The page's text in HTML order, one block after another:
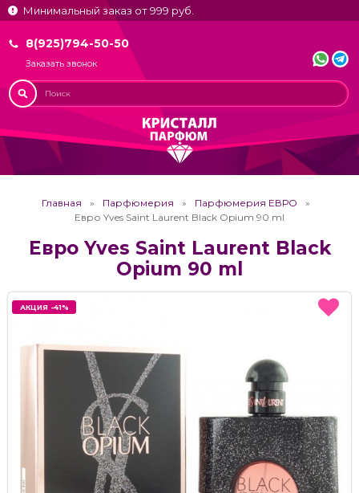
Минимальный заказ от 999 руб.
8(925)794-50-50
Заказать звонок
Главная Парфюмерия
Парфюмерия ЕВРО
Евро Yves Saint Laurent Black Opium 90 ml
Евро Yves Saint Laurent Black
Opium 90 ml
АКЦИЯ -41%
АКЦИЯ -41%